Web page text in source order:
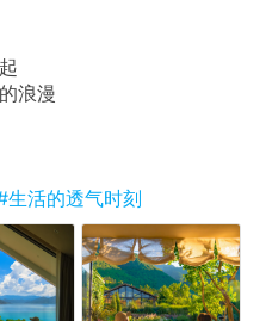
浪漫
生活的透气时刻